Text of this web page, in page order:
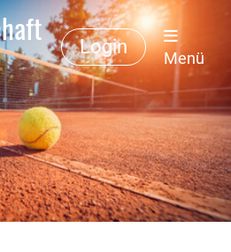
Login
Menü